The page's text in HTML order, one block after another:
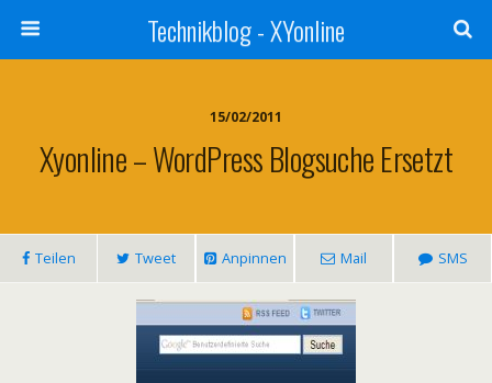
Technikblog - XYonline
15/02/2011
Xyonline – WordPress Blogsuche Ersetzt
Teilen Tweet Anpinnen Mail SMS